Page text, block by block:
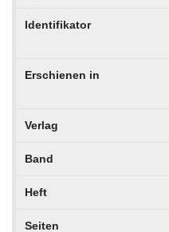
Identifikator
Erschienen in
Verlag
Band
Heft
Seiten